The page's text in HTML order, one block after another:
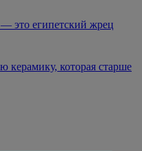
это египетский жрец
керамику, которая старше